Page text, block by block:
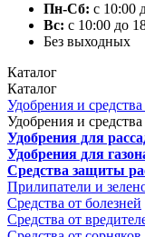
Пн-Сб: с 10:00
Вс: с 10:00 до
Без выходных
Каталог
Каталог
Удобрения и
Удобрения и
Удобрения для
Удобрения для
Средства защиты
Прилипатели и
Средства от болезней
Средства от